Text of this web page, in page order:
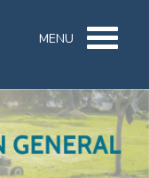
MENU